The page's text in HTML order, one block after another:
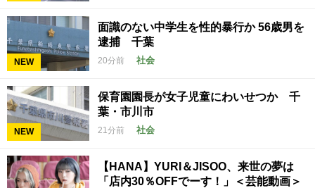
NEW
面識のない中学生を性的暴行か 56歳男を
逮捕 千葉
20分前 社会
NEW
保育園園長が女子児童にわいせつか 千
葉・市川市
21分前 社会
【HANA】YURI＆JISOO、来世の夢は
「店内30％OFFでーす！」＜芸能動画＞